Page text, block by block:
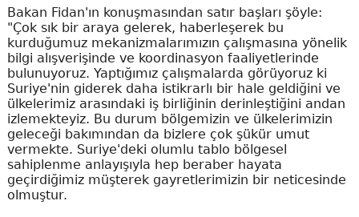
Bakan Fidan'ın konuşmasından satır başları şöyle:
"Çok sık bir araya gelerek, haberleşerek bu
kurduğumuz mekanizmalarımızın çalışmasına yönelik
bilgi alışverişinde ve koordinasyon faaliyetlerinde
bulunuyoruz. Yaptığımız çalışmalarda görüyoruz ki
Suriye'nin giderek daha istikrarlı bir hale geldiğini ve
ülkelerimiz arasındaki iş birliğinin derinleştiğini andan
izlemekteyiz. Bu durum bölgemizin ve ülkelerimizin
geleceği bakımından da bizlere çok şükür umut
vermekte. Suriye'deki olumlu tablo bölgesel
sahiplenme anlayışıyla hep beraber hayata
geçirdiğimiz müşterek gayretlerimizin bir neticesinde
olmuştur.